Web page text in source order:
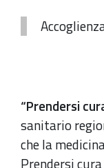
“Prendersi
sanitario
che la
Prendersi